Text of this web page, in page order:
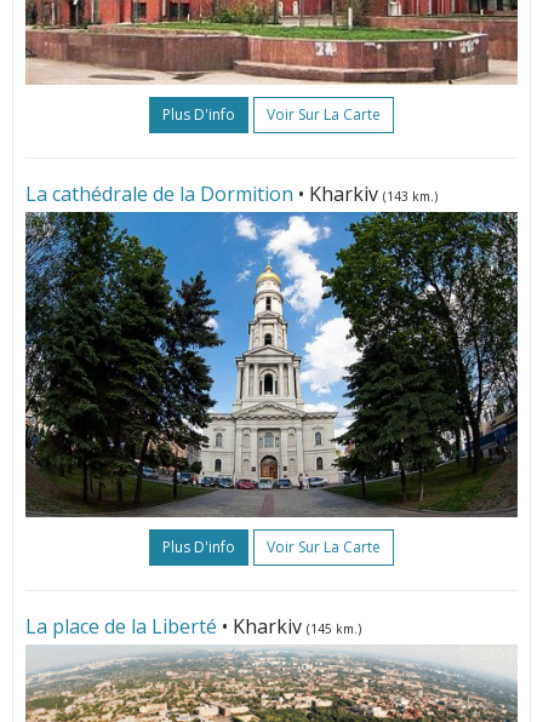
Plus D'info Voir Sur La Carte
La cathédrale de la Dormition • Kharkiv (143 km.)
Plus D'info Voir Sur La Carte
La place de la Liberté • Kharkiv (145 km.)